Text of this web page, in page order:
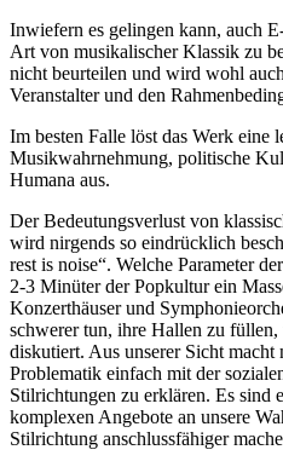
Inwiefern es gelingen kann, auch
Art von musikalischer Klassik zu
nicht beurteilen und wird wohl
Veranstalter und den
Im besten Falle löst das Werk eine
Musikwahrnehmung, politische
Humana aus.
Der Bedeutungsverlust von
wird nirgends so eindrücklich
rest is noise“. Welche Parameter
2-3 Minüter der Popkultur ein
Konzerthäuser und
schwerer tun, ihre Hallen zu
diskutiert. Aus unserer Sicht macht
Problematik einfach mit der
Stilrichtungen zu erklären. Es sind
komplexen Angebote an unsere
Stilrichtung anschlussfähiger